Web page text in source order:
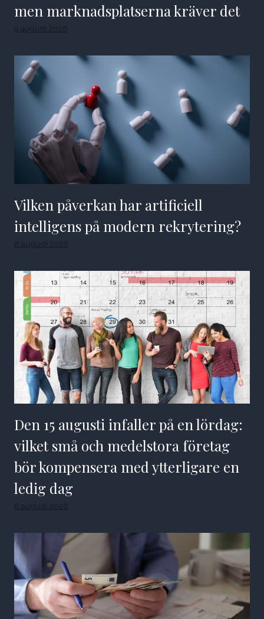
men marknadsplatserna kräver det
9 augusti 2026
Vilken påverkan har artificiell
intelligens på modern rekrytering?
8 augusti 2026
Den 15 augusti infaller på en lördag:
vilket små och medelstora företag
bör kompensera med ytterligare en
ledig dag
8 augusti 2026